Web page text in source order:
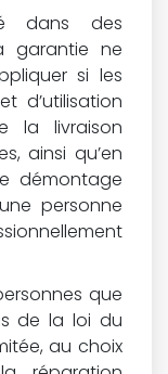
dans des
garantie ne
si les
d’utilisation
la livraison
ainsi qu’en
démontage
personne
que
de la loi du
au choix